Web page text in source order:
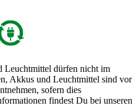
Leuchtmittel dürfen nicht im
Akkus und Leuchtmittel sind vor
sofern dies
findest Du bei unseren